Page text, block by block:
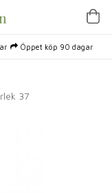
Öppet köp 90 dagar
37